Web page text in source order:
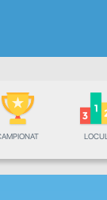
LOCUL